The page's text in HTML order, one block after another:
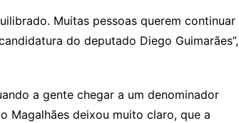
Muitas pessoas querem continuar
do deputado Diego Guimarães”,
a gente chegar a um denominador
Magalhães deixou muito claro, que a